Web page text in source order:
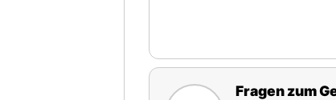
Fragen zum